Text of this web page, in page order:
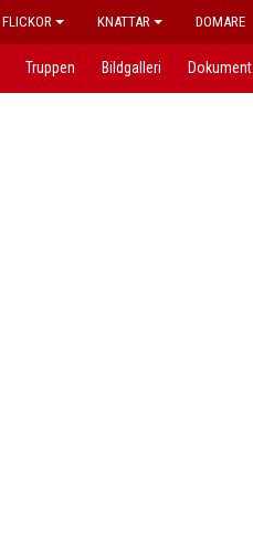
FLICKOR KNATTAR DOMARE
Truppen Bildgalleri Dokument